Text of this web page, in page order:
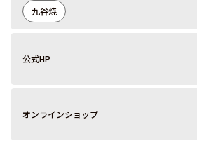
九谷焼
公式HP
オンラインショップ